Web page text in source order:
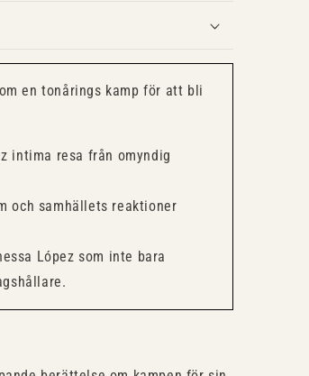
en tonårings kamp för att bli
intima resa från omyndig
och samhällets reaktioner
López som inte bara